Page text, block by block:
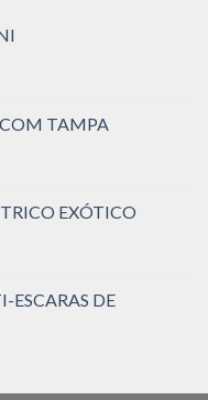
TAMPA
EXÓTICO
ESCARAS DE